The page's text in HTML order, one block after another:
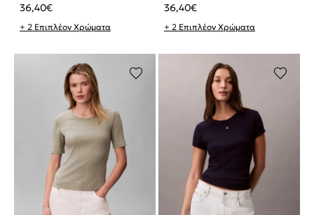
36,40€
+ 2 Επιπλέον Χρώματα
36,40€
+ 2 Επιπλέον Χρώματα